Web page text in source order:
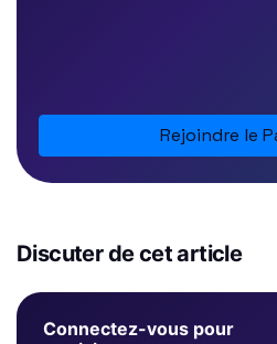
Rejoindre le
Discuter de cet article
Connectez-vous pour